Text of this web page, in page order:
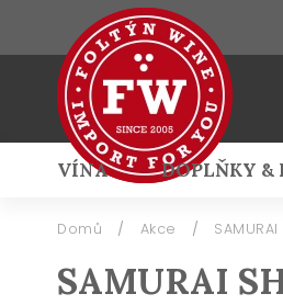
VÍNA DOPLŇKY &
Přihlášení
Domů / Akce / SAMURAI
SAMURAI